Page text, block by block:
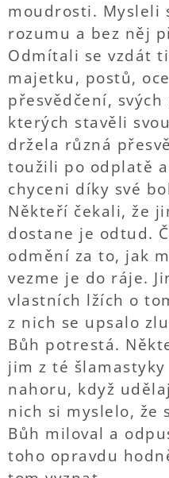
moudrosti. Mysleli
rozumu a bez něj
Odmítali se vzdát
majetku, postů,
přesvědčení,
kterých stavěli
držela různá
toužili po odplatě
chyceni díky své
Někteří čekali, že
dostane je odtud.
odmění za to, jak
vezme je do ráje.
vlastních lžích o
z nich se upsalo
Bůh potrestá.
jim z té
nahoru, když
nich si myslelo, že
Bůh miloval a
toho opravdu